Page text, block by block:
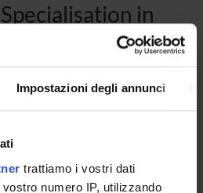
Impostazioni degli annunci
trattiamo i vostri dati
numero IP, utilizzando
in
Diseases
Admission Requirements